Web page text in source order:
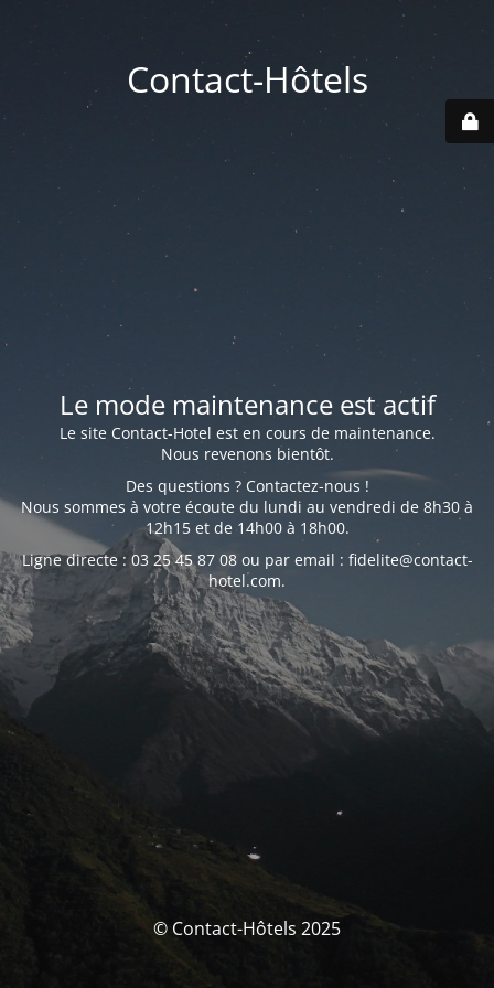
Contact-Hôtels
Le mode maintenance est actif
Le site Contact-Hotel est en cours de maintenance.
Nous revenons bientôt.
Des questions ? Contactez-nous !
Nous sommes à votre écoute du lundi au vendredi de 8h30 à
12h15 et de 14h00 à 18h00.
Ligne directe : 03 25 45 87 08 ou par email : fidelite@contact-
hotel.com.
© Contact-Hôtels 2025